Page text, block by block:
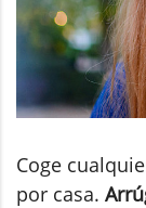
Coge
por casa.